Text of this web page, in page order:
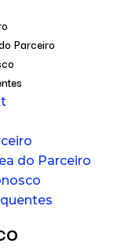
Parceiro
do Parceiro